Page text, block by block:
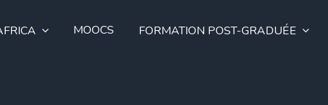
MOOCS FORMATION POST-GRADUÉE